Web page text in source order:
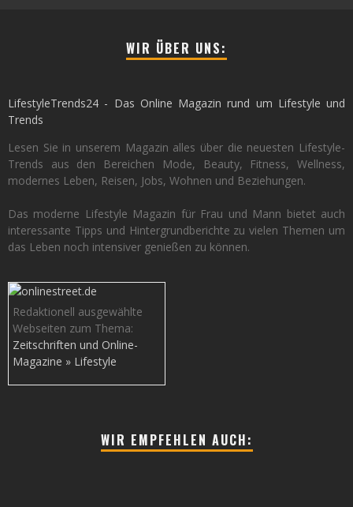
WIR ÜBER UNS:
LifestyleTrends24 - Das Online Magazin rund um Lifestyle und
Trends
Lesen Sie in unserem Magazin alles über die neuesten Lifestyle-
Trends aus den Bereichen Mode, Beauty, Fitness, Wellness,
modernes Leben, Reisen, Jobs, Wohnen und Beziehungen.
Das moderne Lifestyle Magazin für Frau und Mann bietet auch
interessante Tipps und Hintergrundberichte zu vielen Themen um
das Leben noch intensiver genießen zu können.
Redaktionell ausgewählte
Webseiten zum Thema:
Zeitschriften und Online-
Magazine » Lifestyle
WIR EMPFEHLEN AUCH: